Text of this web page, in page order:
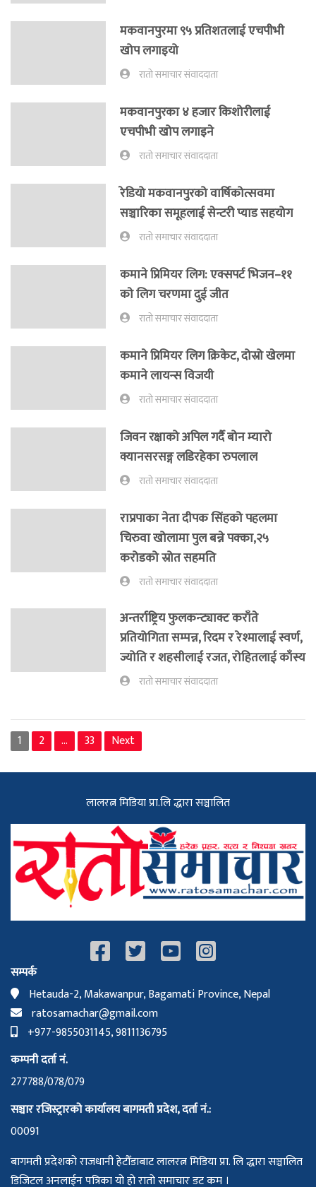
मकवानपुरमा ९५ प्रतिशतलाई एचपीभी
खोप लगाइयो
रातो समाचार संवाददाता
मकवानपुरका ४ हजार किशोरीलाई
एचपीभी खोप लगाइने
रातो समाचार संवाददाता
रेडियो मकवानपुरको वार्षिकोत्सवमा
सञ्चारिका समूहलाई सेन्टरी प्याड सहयोग
रातो समाचार संवाददाता
कमाने प्रिमियर लिग: एक्सपर्ट भिजन–११
काे लिग चरणमा दुई जीत
रातो समाचार संवाददाता
कमाने प्रिमियर लिग क्रिकेट, दोस्रो खेलमा
कमाने लायन्स विजयी
रातो समाचार संवाददाता
जिवन रक्षाको अपिल गर्दै बोन म्यारो
क्यानसरसङ्ग लडिरहेका रुपलाल
रातो समाचार संवाददाता
राप्रपाका नेता दीपक सिंहको पहलमा
चिरुवा खोलामा पुल बन्ने पक्का,२५
करोडको स्रोत सहमति
रातो समाचार संवाददाता
अन्तर्राष्ट्रिय फुलकन्ट्याक्ट कराँते
प्रतियोगिता सम्पन्न, रिदम र रेश्मालाई स्वर्ण,
ज्योति र शहसीलाई रजत, रोहितलाई काँस्य
रातो समाचार संवाददाता
1 2 … 33 Next
लालरत्न मिडिया प्रा.लि द्धारा सञ्चालित
सम्पर्क
Hetauda-2, Makawanpur, Bagamati Province, Nepal
ratosamachar@gmail.com
+977-9855031145, 9811136795
कम्पनी दर्ता नं.
277788/078/079
सञ्चार रजिस्ट्रारको कार्यालय बागमती प्रदेश, दर्ता नं.:
00091
बागमती प्रदेशको राजधानी हेटौँडाबाट लालरत्न मिडिया प्रा. लि द्धारा सञ्चालित
डिजिटल अनलाईन पत्रिका यो हो रातो समाचार डट कम ।